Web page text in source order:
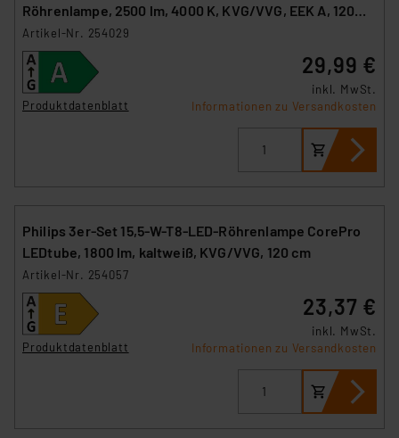
Röhrenlampe, 2500 lm, 4000 K, KVG/VVG, EEK A, 120
cm
Artikel-Nr. 254029
Produktdatenblatt
29,99 €
inkl. MwSt.
Informationen zu Versandkosten
Philips 3er-Set 15,5-W-T8-LED-Röhrenlampe CorePro
LEDtube, 1800 lm, kaltweiß, KVG/VVG, 120 cm
Artikel-Nr. 254057
Produktdatenblatt
23,37 €
inkl. MwSt.
Informationen zu Versandkosten